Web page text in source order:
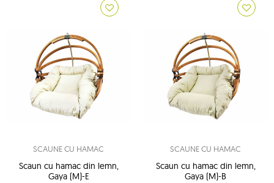
SCAUNE CU HAMAC
Scaun cu hamac din lemn,
Gaya (M)-E
SCAUNE CU HAMAC
Scaun cu hamac din lemn,
Gaya (M)-B